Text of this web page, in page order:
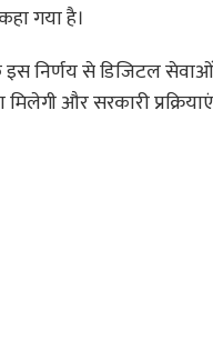
गया है।
निर्णय से डिजिटल
मिलेगी और सरकारी